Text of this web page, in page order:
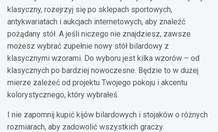
klasyczny, rozejrzyj się po sklepach sportowych,
antykwariatach i aukcjach internetowych, aby znaleźć
pożądany stół. A jeśli niczego nie znajdziesz, zawsze
możesz wybrać zupełnie nowy stół bilardowy z
klasycznymi wzorami. Do wyboru jest kilka wzorów – od
klasycznych po bardziej nowoczesne. Będzie to w dużej
mierze zależeć od projektu Twojego pokoju i akcentu
kolorystycznego, który wybrałeś.
I nie zapomnij kupić kijów bilardowych i stojaków o różnych
rozmiarach, aby zadowolić wszystkich graczy.